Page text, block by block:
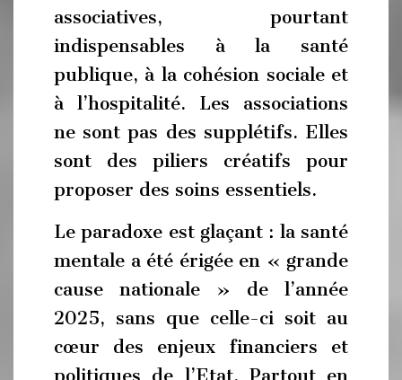
associatives, pourtant
indispensables à la santé
publique, à la cohésion sociale et
à l’hospitalité. Les associations
ne sont pas des supplétifs. Elles
sont des piliers créatifs pour
proposer des soins essentiels.
Le paradoxe est glaçant : la santé
mentale a été érigée en « grande
cause nationale » de l’année
2025, sans que celle-ci soit au
cœur des enjeux financiers et
politiques de l’Etat. Partout en